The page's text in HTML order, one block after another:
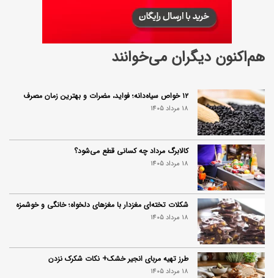
هم‌اکنون دیگران می‌خوانند
۱۲ خواص سیاه‌دانه؛ فواید، مضرات و بهترین زمان مصرف
18 مرداد 1405
کالابرگ مرداد چه کسانی قطع می‌شود؟
18 مرداد 1405
شکلات تخته‌ای مغزدار با مغزهای دلخواه؛ خانگی و خوشمزه
18 مرداد 1405
طرز تهیه مربای انجیر خشک+ نکات شکرک نزدن
18 مرداد 1405